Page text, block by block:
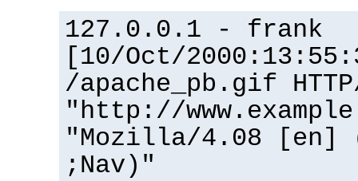
127.0.0.1 - frank
[10/Oct/
/apache_pb.gif
"http://
"Mozilla/4.08 [en]
;Nav)"